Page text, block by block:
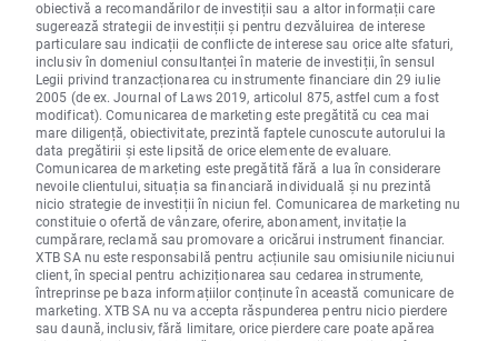
obiectivă a recomandărilor de investiții sau a altor informații care
sugerează strategii de investiții și pentru dezvăluirea de interese
particulare sau indicații de conflicte de interese sau orice alte sfaturi,
inclusiv în domeniul consultanței în materie de investiții, în sensul
Legii privind tranzacționarea cu instrumente financiare din 29 iulie
2005 (de ex. Journal of Laws 2019, articolul 875, astfel cum a fost
modificat). Comunicarea de marketing este pregătită cu cea mai
mare diligență, obiectivitate, prezintă faptele cunoscute autorului la
data pregătirii și este lipsită de orice elemente de evaluare.
Comunicarea de marketing este pregătită fără a lua în considerare
nevoile clientului, situația sa financiară individuală și nu prezintă
nicio strategie de investiții în niciun fel. Comunicarea de marketing nu
constituie o ofertă de vânzare, oferire, abonament, invitație la
cumpărare, reclamă sau promovare a oricărui instrument financiar.
XTB SA nu este responsabilă pentru acțiunile sau omisiunile niciunui
client, în special pentru achiziționarea sau cedarea instrumente,
întreprinse pe baza informațiilor conținute în această comunicare de
marketing. XTB SA nu va accepta răspunderea pentru nicio pierdere
sau daună, inclusiv, fără limitare, orice pierdere care poate apărea